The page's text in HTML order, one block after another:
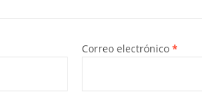
Correo electrónico *